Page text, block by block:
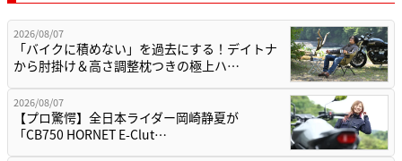
2026/08/07
「バイクに積めない」を過去にする！デイトナ
から肘掛け＆高さ調整枕つきの極上ハ…
2026/08/07
【プロ驚愕】全日本ライダー岡崎静夏が
「CB750 HORNET E-Clut…